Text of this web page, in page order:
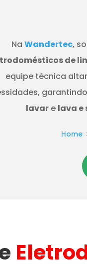
Na Wandertec,
de
equipe técnica
lavar e lava e
Home